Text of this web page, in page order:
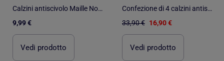
Calzini antiscivolo Maille Noël - Puntini antiscivolo bambina Isotoner
9,99 €
Vedi prodotto
Confezione di 4 calzini antiscivolo bambino PAT PATROUILLE
33,90 € 16,90 €
Vedi prodotto